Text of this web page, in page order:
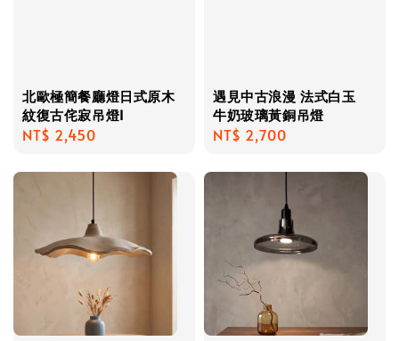
北歐極簡餐廳燈日式原木
紋復古侘寂吊燈I
Regular
NT$ 2,450
遇見中古浪漫 法式白玉
牛奶玻璃黃銅吊燈
Regular
NT$ 2,700